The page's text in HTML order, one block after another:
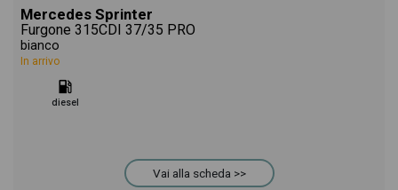
Mercedes Sprinter
Furgone 315CDI 37/35 PRO
bianco
In arrivo
diesel
Vai alla scheda >>